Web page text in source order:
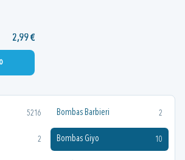
5216 Bombas Barbieri 2
2 Bombas Giyo 10
2,99 €